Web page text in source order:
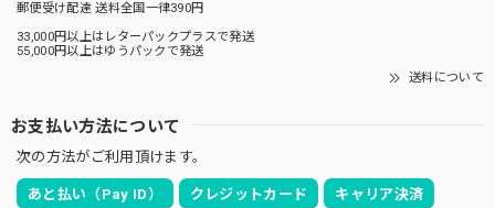
郵便受け配達 送料全国一律390円
33,000円以上はレターパックプラスで発送
55,000円以上はゆうパックで発送
送料について
お支払い方法について
次の方法がご利用頂けます。
あと払い（Pay ID） クレジットカード キャリア決済